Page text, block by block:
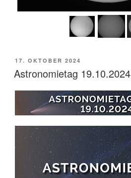
VERÖFFENTLICHT
AM
17. OKTOBER 2024
Astronomietag 19.10.2024